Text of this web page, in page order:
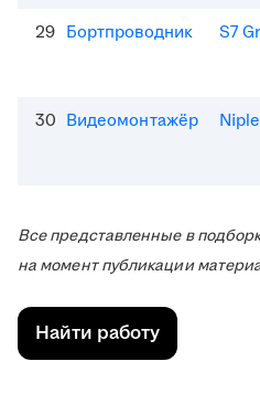
29 Бортпроводник S7
30 Видеомонтажёр
Все представленные в
на момент публикации
Найти работу